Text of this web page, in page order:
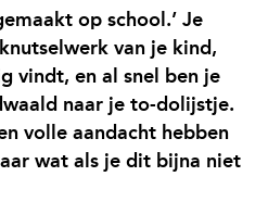
op school.’ Je
van je kind,
vindt, en al snel ben je
naar je to-dolijstje.
volle aandacht hebben
wat als je dit bijna niet